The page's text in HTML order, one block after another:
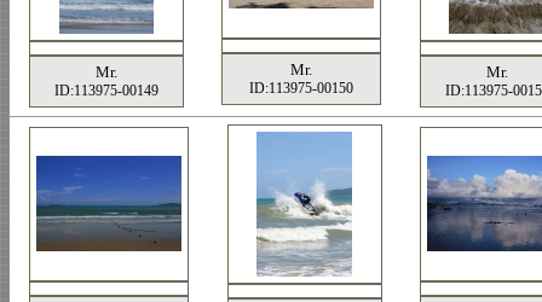
Mr.
ID:113975-00149
Mr.
ID:113975-00150
Mr.
ID:113975-